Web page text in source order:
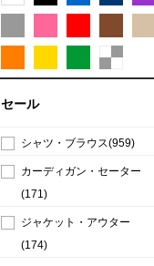
セール
シャツ・ブラウス(959)
カーディガン・セーター
(171)
ジャケット・アウター
(174)